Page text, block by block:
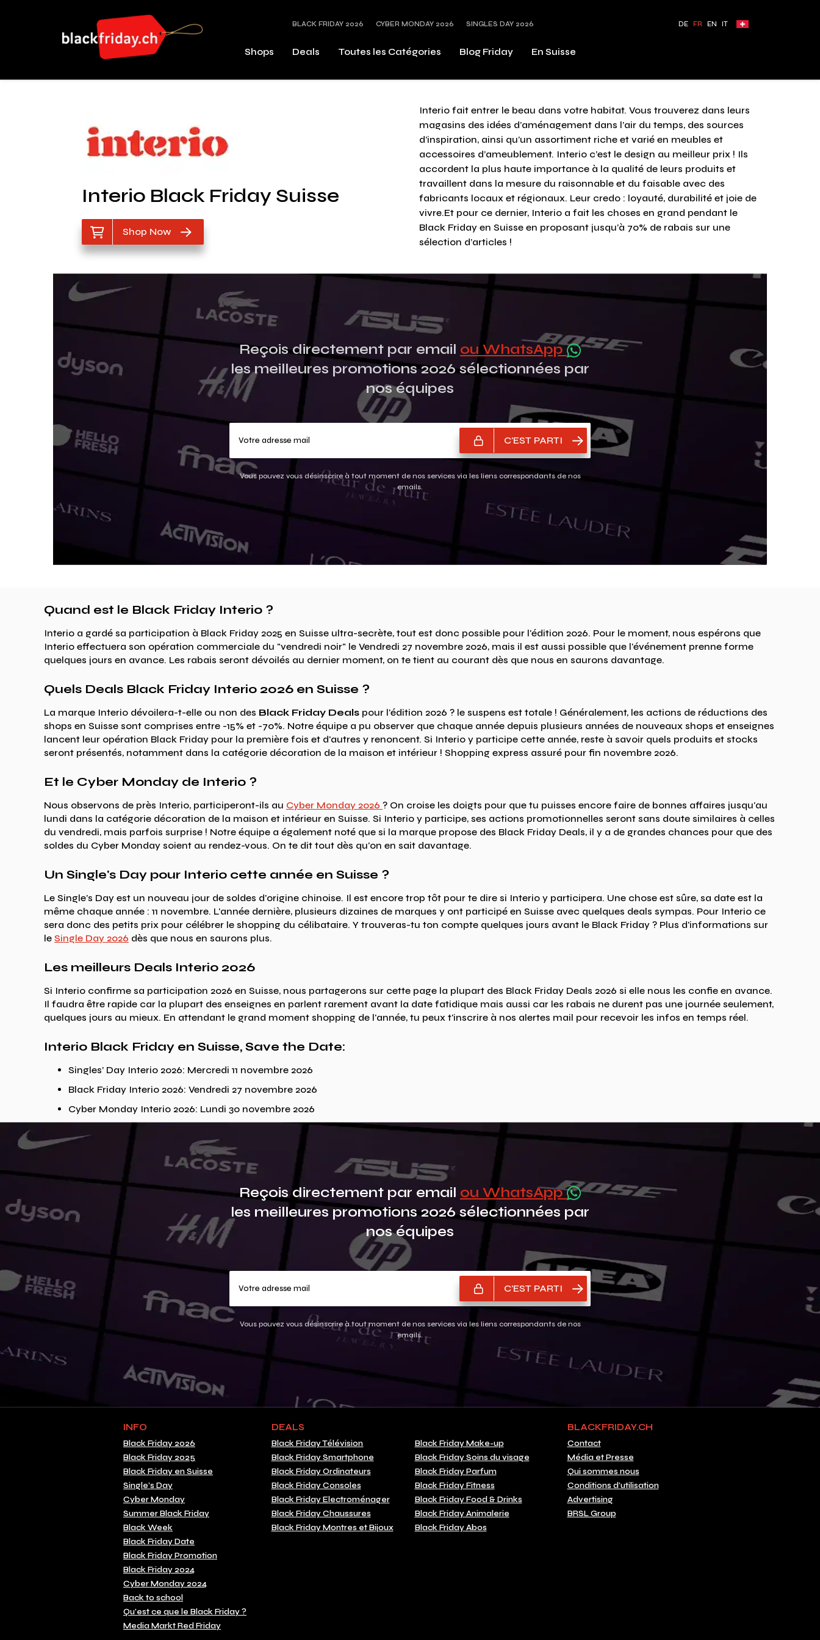
BLACK FRIDAY 2026 CYBER MONDAY 2026 SINGLES DAY 2026 DE FR EN IT
Shops Deals Toutes les Catégories Blog Friday En Suisse
Interio Black Friday Suisse
Shop Now
Interio fait entrer le beau dans votre habitat. Vous trouverez dans leurs
magasins des idées d’aménagement dans l’air du temps, des sources
d’inspiration, ainsi qu’un assortiment riche et varié en meubles et
accessoires d’ameublement. Interio c’est le design au meilleur prix ! Ils
accordent la plus haute importance à la qualité de leurs produits et
travaillent dans la mesure du raisonnable et du faisable avec des
fabricants locaux et régionaux. Leur credo : loyauté, durabilité et joie de
vivre.Et pour ce dernier, Interio a fait les choses en grand pendant le
Black Friday en Suisse en proposant jusqu’à 70% de rabais sur une
sélection d’articles !
Reçois directement par email ou WhatsApp
les meilleures promotions 2026 sélectionnées par
nos équipes
Votre adresse mail
C'EST PARTI
Vous pouvez vous désinscrire à tout moment de nos services via les liens correspondants de nos
emails.
Quand est le Black Friday Interio ?
Interio a gardé sa participation à Black Friday 2025 en Suisse ultra-secrète, tout est donc possible pour l'édition 2026. Pour le moment, nous espérons que
Interio effectuera son opération commerciale du "vendredi noir" le Vendredi 27 novembre 2026, mais il est aussi possible que l'événement prenne forme
quelques jours en avance. Les rabais seront dévoilés au dernier moment, on te tient au courant dès que nous en saurons davantage.
Quels Deals Black Friday Interio 2026 en Suisse ?
La marque Interio dévoilera-t-elle ou non des Black Friday Deals pour l'édition 2026 ? le suspens est totale ! Généralement, les actions de réductions des
shops en Suisse sont comprises entre -15% et -70%. Notre équipe a pu observer que chaque année depuis plusieurs années de nouveaux shops et enseignes
lancent leur opération Black Friday pour la première fois et d'autres y renoncent. Si Interio y participe cette année, reste à savoir quels produits et stocks
seront présentés, notamment dans la catégorie décoration de la maison et intérieur ! Shopping express assuré pour fin novembre 2026.
Et le Cyber Monday de Interio ?
Nous observons de près Interio, participeront-ils au Cyber Monday 2026 ? On croise les doigts pour que tu puisses encore faire de bonnes affaires jusqu'au
lundi dans la catégorie décoration de la maison et intérieur en Suisse. Si Interio y participe, ses actions promotionnelles seront sans doute similaires à celles
du vendredi, mais parfois surprise ! Notre équipe a également noté que si la marque propose des Black Friday Deals, il y a de grandes chances pour que des
soldes du Cyber Monday soient au rendez-vous. On te dit tout dès qu'on en sait davantage.
Un Single's Day pour Interio cette année en Suisse ?
Le Single's Day est un nouveau jour de soldes d'origine chinoise. Il est encore trop tôt pour te dire si Interio y participera. Une chose est sûre, sa date est la
même chaque année : 11 novembre. L'année dernière, plusieurs dizaines de marques y ont participé en Suisse avec quelques deals sympas. Pour Interio ce
sera donc des petits prix pour célébrer le shopping du célibataire. Y trouveras-tu ton compte quelques jours avant le Black Friday ? Plus d'informations sur
le Single Day 2026 dès que nous en saurons plus.
Les meilleurs Deals Interio 2026
Si Interio confirme sa participation 2026 en Suisse, nous partagerons sur cette page la plupart des Black Friday Deals 2026 si elle nous les confie en avance.
Il faudra être rapide car la plupart des enseignes en parlent rarement avant la date fatidique mais aussi car les rabais ne durent pas une journée seulement,
quelques jours au mieux. En attendant le grand moment shopping de l'année, tu peux t'inscrire à nos alertes mail pour recevoir les infos en temps réel.
Interio Black Friday en Suisse, Save the Date:
Singles’ Day Interio 2026: Mercredi 11 novembre 2026
Black Friday Interio 2026: Vendredi 27 novembre 2026
Cyber Monday Interio 2026: Lundi 30 novembre 2026
Reçois directement par email ou WhatsApp
les meilleures promotions 2026 sélectionnées par
nos équipes
Votre adresse mail
C'EST PARTI
Vous pouvez vous désinscrire à tout moment de nos services via les liens correspondants de nos
emails.
INFO
Black Friday 2026
Black Friday 2025
Black Friday en Suisse
Single's Day
Cyber Monday
Summer Black Friday
Black Week
Black Friday Date
Black Friday Promotion
Black Friday 2024
Cyber Monday 2024
Back to school
Qu'est ce que le Black Friday ?
Media Markt Red Friday
DEALS
Black Friday Télévision
Black Friday Smartphone
Black Friday Ordinateurs
Black Friday Consoles
Black Friday Electroménager
Black Friday Chaussures
Black Friday Montres et Bijoux
Black Friday Make-up
Black Friday Soins du visage
Black Friday Parfum
Black Friday Fitness
Black Friday Food & Drinks
Black Friday Animalerie
Black Friday Abos
BLACKFRIDAY.CH
Contact
Média et Presse
Qui sommes nous
Conditions d'utilisation
Advertising
BRSL Group